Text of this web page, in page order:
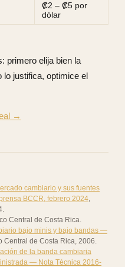
₡2 – ₡5 por
dólar
primero elija bien la
lo justifica, optimice el
→
cambiario y sus fuentes
BCCR, febrero 2024,
.
Central de Costa Rica.
bajo minis y bajo bandas —
Central de Costa Rica, 2006.
de la banda cambiaria
— Nota Técnica 2016-